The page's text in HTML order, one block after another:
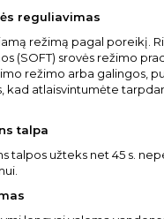
reguliavimas
režimą pagal poreikį.
(SOFT) srovės režimo
režimo arba galingos,
kad atlaisvintumėte
talpa
talpos užteks net 45 s.